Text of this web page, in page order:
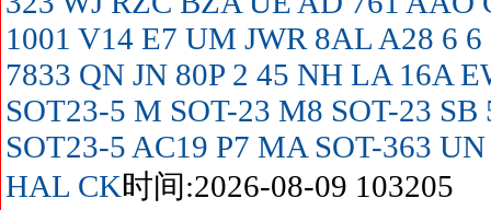
1001 V14 E7 UM JWR 8AL A28 6 6
7833 QN JN 80P 2 45 NH LA 16A
SOT23-5 M SOT-23 M8 SOT-23 SB
SOT23-5 AC19 P7 MA SOT-363 UN
HAL CK时间:2026-08-09 103205